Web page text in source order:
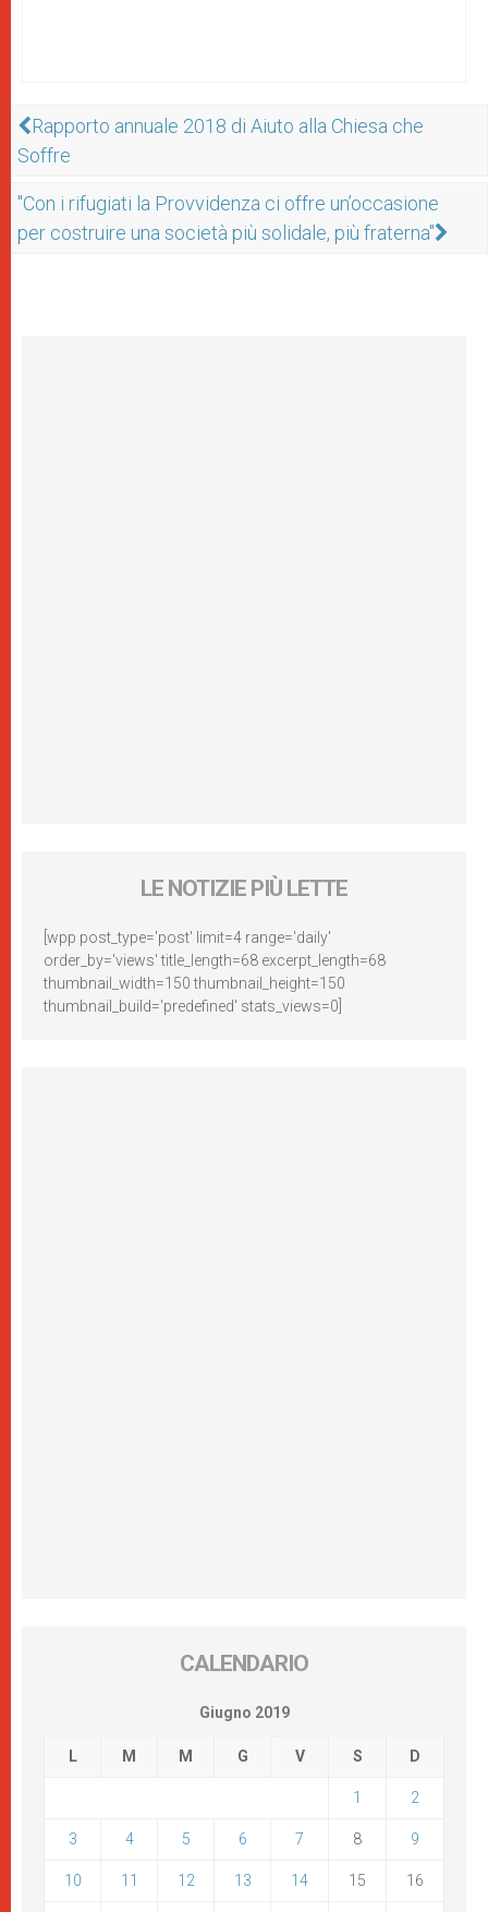
Rapporto annuale 2018 di Aiuto alla Chiesa che
Soffre
"Con i rifugiati la Provvidenza ci offre un’occasione
per costruire una società più solidale, più fraterna"
LE NOTIZIE PIÙ LETTE
[wpp post_type='post' limit=4 range='daily'
order_by='views' title_length=68 excerpt_length=68
thumbnail_width=150 thumbnail_height=150
thumbnail_build='predefined' stats_views=0]
CALENDARIO
Giugno 2019
L M M G V S D
1 2
3 4 5 6 7 8 9
10 11 12 13 14 15 16